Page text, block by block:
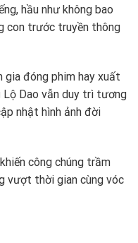
hầu như không bao
con trước truyền thông
gia đóng phim hay xuất
Dao vẫn duy trì tương
nhật hình ảnh đời
công chúng trầm
vượt thời gian cùng vóc